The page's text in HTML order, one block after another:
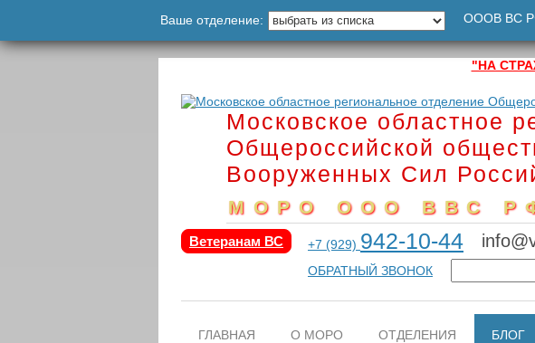
"НА
Московское областное
Общероссийской
Вооруженных Сил
МОРО ООО ВВС
Ветеранам ВС +7 (929) 942-10-44
Ваше отделение: ОООВ ВС
ОБРАТНЫЙ ЗВОНОК
ГЛАВНАЯ О МОРО ОТДЕЛЕНИЯ БЛОГ